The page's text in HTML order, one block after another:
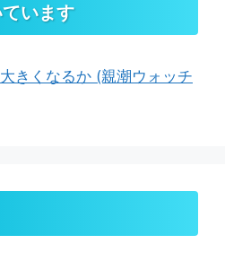
います
きくなるか (親潮ウォッチ